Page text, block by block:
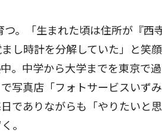
。「生まれた頃は住所が『西
し時計を分解していた」と笑
。中学から大学までを東京で
写真店「フォトサービスいず
でありながらも「やりたいと
。